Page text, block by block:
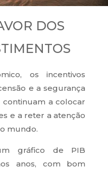
DOS
os incentivos
e a segurança
continuam a colocar
e a reter a atenção
mundo.
gráfico de PIB
anos, com bom